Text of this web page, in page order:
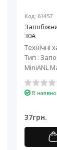
Код: 61457
30A
Технічні
Тип :
MiniANL
з
30 ..
В
37грн.